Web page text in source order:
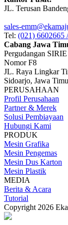
JL. Terusan
sales-
Tel: (021) 6602665
Cabang Jawa
Pergudangan
Nomor F8
JL. Raya Lingkar
Sidoarjo, Jawa
PERUSAHAAN
Profil Perusahaan
Partner & Merek
Solusi Pembiayaan
Hubungi Kami
PRODUK
Mesin Grafika
Mesin Pengemas
Mesin Dus Karton
Mesin Plastik
MEDIA
Berita & Acara
Tutorial
Copyright 2026